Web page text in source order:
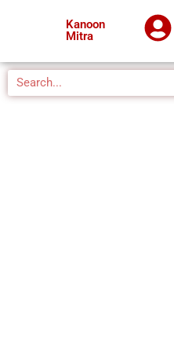
Kanoon
Mitra